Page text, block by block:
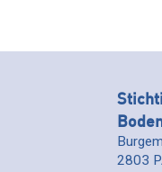
2803